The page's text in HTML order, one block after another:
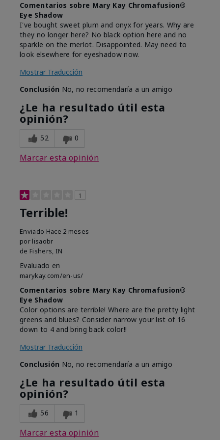
Comentarios sobre Mary Kay Chromafusion®
Eye Shadow
I've bought sweet plum and onyx for years. Why are
they no longer here? No black option here and no
sparkle on the merlot. Disappointed. May need to
look elsewhere for eyeshadow now.
Mostrar Traducción
Conclusión No, no recomendaría a un amigo
¿Le ha resultado útil esta
opinión?
52 0
Marcar esta opinión
1
Terrible!
Enviado Hace 2 meses
por lisaobr
de Fishers, IN
Evaluado en
marykay.com/en-us/
Comentarios sobre Mary Kay Chromafusion®
Eye Shadow
Color options are terrible! Where are the pretty light
greens and blues? Consider narrow your list of 16
down to 4 and bring back color!!
Mostrar Traducción
Conclusión No, no recomendaría a un amigo
¿Le ha resultado útil esta
opinión?
56 1
Marcar esta opinión